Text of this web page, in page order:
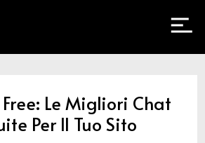
Le Migliori Chat
Per Il Tuo Sito